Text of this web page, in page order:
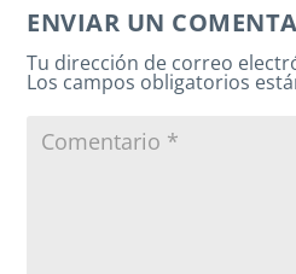
ENVIAR UN
Tu dirección de correo
Los campos obligatorios